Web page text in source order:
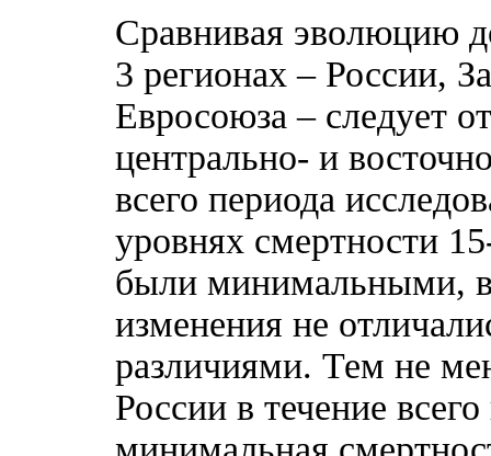
Сравнивая эволюцию
3 регионах – России,
Евросоюза – следует
центрально- и
всего периода
уровнях смертности
были минимальными,
изменения не
различиями. Тем не
России в течение